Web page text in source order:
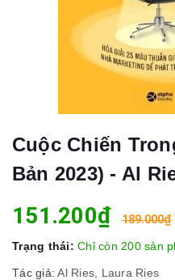
Cuộc Chiến
Bản 2023) - Al
151.200₫ 189.000₫
Trạng thái: Chỉ còn 200 sản
Tác giả:Al Ries, Laura Ries